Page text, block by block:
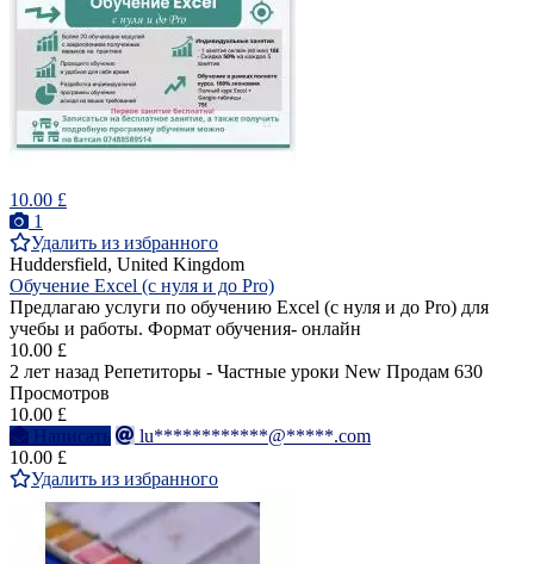
10.00 £
1
Удалить из избранного
Huddersfield, United Kingdom
Обучение Excel (с нуля и до Pro)
Предлагаю услуги по обучению Excel (с нуля и до Pro) для
учебы и работы. Формат обучения- онлайн
10.00 £
2 лет назад Репетиторы - Частные уроки New Продам 630
Просмотров
10.00 £
Написать
lu************@*****.com
10.00 £
Удалить из избранного